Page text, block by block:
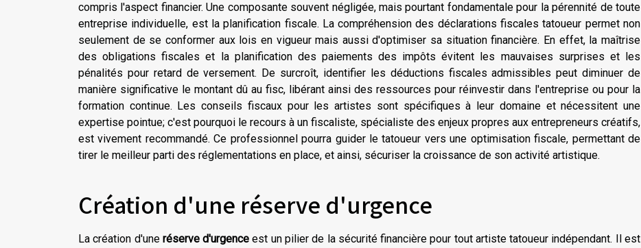
compris l'aspect financier. Une composante souvent négligée, mais pourtant fondamentale pour la pérennité de toute
entreprise individuelle, est la planification fiscale. La compréhension des déclarations fiscales tatoueur permet non
seulement de se conformer aux lois en vigueur mais aussi d'optimiser sa situation financière. En effet, la maîtrise
des obligations fiscales et la planification des paiements des impôts évitent les mauvaises surprises et les
pénalités pour retard de versement. De surcroît, identifier les déductions fiscales admissibles peut diminuer de
manière significative le montant dû au fisc, libérant ainsi des ressources pour réinvestir dans l'entreprise ou pour la
formation continue. Les conseils fiscaux pour les artistes sont spécifiques à leur domaine et nécessitent une
expertise pointue; c'est pourquoi le recours à un fiscaliste, spécialiste des enjeux propres aux entrepreneurs créatifs,
est vivement recommandé. Ce professionnel pourra guider le tatoueur vers une optimisation fiscale, permettant de
tirer le meilleur parti des réglementations en place, et ainsi, sécuriser la croissance de son activité artistique.
Création d'une réserve d'urgence
La création d'une réserve d'urgence est un pilier de la sécurité financière pour tout artiste tatoueur indépendant. Il est